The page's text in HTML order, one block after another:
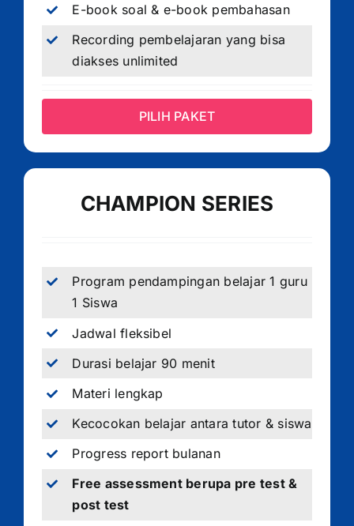
E-book soal & e-book pembahasan
Recording pembelajaran yang bisa
diakses unlimited
PILIH PAKET
CHAMPION SERIES
Program pendampingan belajar 1 guru
1 Siswa
Jadwal fleksibel
Durasi belajar 90 menit
Materi lengkap
Kecocokan belajar antara tutor & siswa
Progress report bulanan
Free assessment berupa pre test &
post test